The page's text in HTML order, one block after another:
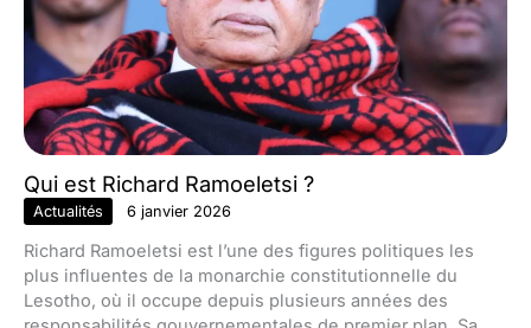
Qui est Richard Ramoeletsi ?
Actualités 6 janvier 2026
Richard Ramoeletsi est l’une des figures politiques les
plus influentes de la monarchie constitutionnelle du
Lesotho, où il occupe depuis plusieurs années des